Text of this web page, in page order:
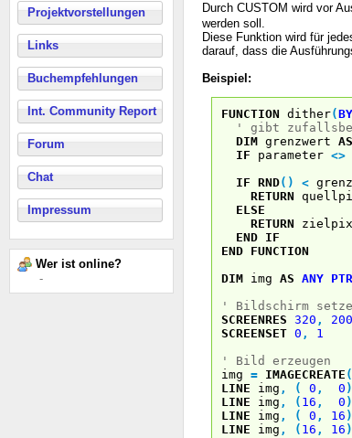
Projektvorstellungen
Links
Buchempfehlungen
Int. Community Report
Forum
Chat
Impressum
Wer ist online?
-
Durch CUSTOM wird vor
werden soll.
Diese Funktion wird für
darauf, dass die
Beispiel:
FUNCTION dither(
' gibt
DIM grenzwert AS
IF parameter <>
IF RND( ) <
RETURN
ELSE
RETURN
END IF
END FUNCTION
DIM img AS ANY PTR
' Bildschirm
SCREENRES 320 , 200
SCREENSET 0 ,
1
' Bild erzeugen
img = IMAGECREATE (
LINE img , ( 0 , 0 )
LINE img , ( 16 , 0 )
LINE img , ( 0 , 16 )
LINE img , ( 16 , 16 )